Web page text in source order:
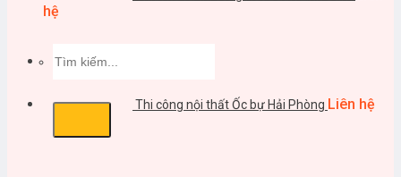
kiếm:
hệ
Thi công nội thất Ốc bự Hải Phòng Liên hệ